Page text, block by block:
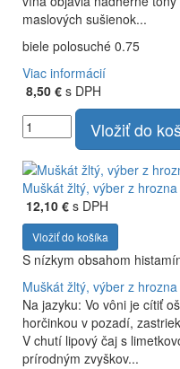
maslových sušienok...
biele polosuché 0.75
Viac informácií
8,50 € s DPH
Vložiť do
Muškát žltý, výber z
12,10 € s DPH
Vložiť do košíka
S nízkym obsahom
Muškát žltý, výber z
Na jazyku: Vo vôni je cítiť
horčinkou v pozadí,
V chutí lipový čaj s
prírodným zvyškov...